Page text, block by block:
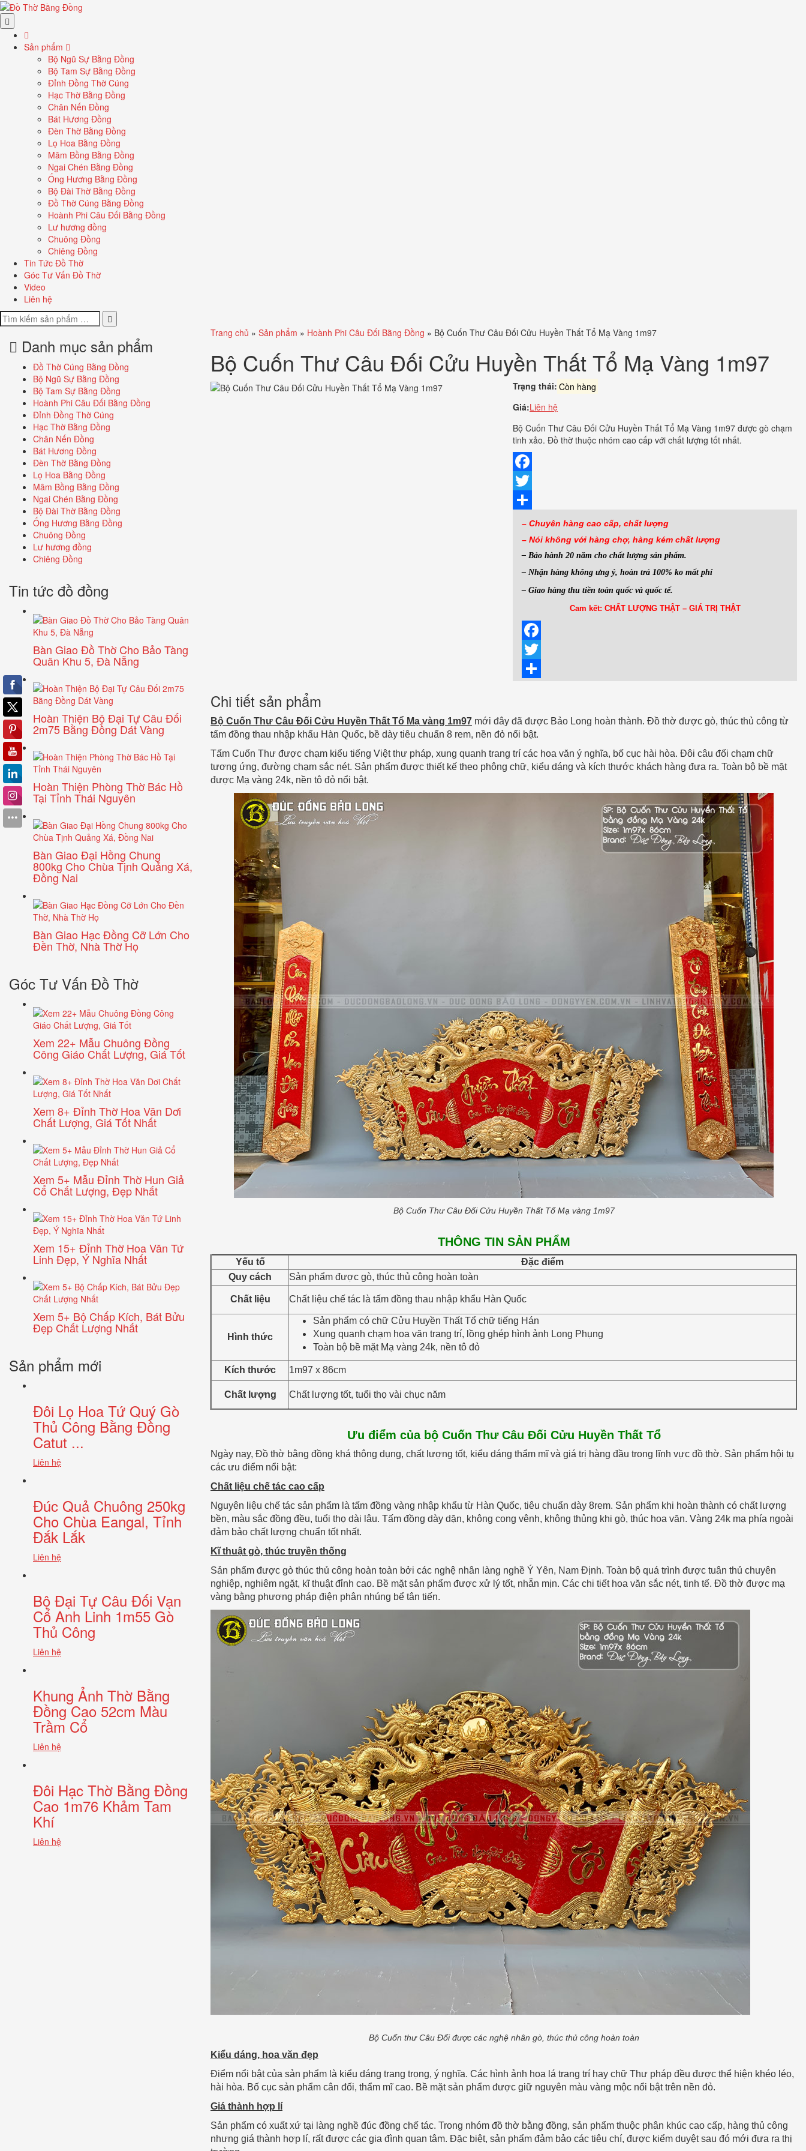
Sản phẩm
Bộ Ngũ Sự Bằng Đồng
Bộ Tam Sự Bằng Đồng
Đỉnh Đồng Thờ Cúng
Hạc Thờ Bằng Đồng
Chân Nến Đồng
Bát Hương Đồng
Đèn Thờ Bằng Đồng
Lọ Hoa Bằng Đồng
Mâm Bồng Bằng Đồng
Ngai Chén Bằng Đồng
Ống Hương Bằng Đồng
Bộ Đài Thờ Bằng Đồng
Đồ Thờ Cúng Bằng Đồng
Hoành Phi Câu Đối Bằng Đồng
Lư hương đồng
Chuông Đồng
Chiêng Đồng
Tin Tức Đồ Thờ
Góc Tư Vấn Đồ Thờ
Video
Liên hệ
Trang chủ » Sản phẩm » Hoành Phi Câu Đối Bằng Đồng » Bộ Cuốn Thư Câu Đối Cửu Huyền Thất Tổ Mạ Vàng 1m97
Bộ Cuốn Thư Câu Đối Cửu Huyền Thất Tổ Mạ Vàng 1m97
Trạng thái: Còn hàng
Giá:Liên hệ
Bộ Cuốn Thư Câu Đối Cửu Huyền Thất Tổ Mạ Vàng 1m97 được gò chạm
tinh xảo. Đồ thờ thuộc nhóm cao cấp với chất lượng tốt nhất.
Facebook
Twitter
Share
– Chuyên hàng cao cấp, chất lượng
– Nói không với hàng chợ, hàng kém chất lượng
– Bảo hành 20 năm cho chất lượng sản phẩm.
– Nhận hàng không ưng ý, hoàn trả 100% ko mất phí
– Giao hàng thu tiền toàn quốc và quốc tế.
Cam kết: CHẤT LƯỢNG THẬT – GIÁ TRỊ THẬT
Facebook
Twitter
Chi tiết sản phẩm
Bộ Cuốn Thư Câu Đối Cửu Huyền Thất Tổ Mạ vàng 1m97 mới đây đã được Bảo Long hoàn thành. Đồ thờ được gò, thúc thủ công từ
tấm đồng thau nhập khẩu Hàn Quốc, bề dày tiêu chuẩn 8 rem, nền đỏ nổi bật.
Tấm Cuốn Thư được chạm kiểu tiếng Việt thư pháp, xung quanh trang trí các hoa văn ý nghĩa, bố cục hài hòa. Đôi câu đối chạm chữ
tương ứng, đường chạm sắc nét. Sản phẩm được thiết kế theo phông chữ, kiểu dáng và kích thước khách hàng đưa ra. Toàn bộ bề mặt
được Mạ vàng 24k, nền tô đỏ nổi bật.
Bộ Cuốn Thư Câu Đối Cửu Huyền Thất Tổ Mạ vàng 1m97
THÔNG TIN SẢN PHẨM
Yếu tố
Đặc điểm
Quy cách
Sản phẩm được gò, thúc thủ công hoàn toàn
Chất liệu Chất liệu chế tác là tấm đồng thau nhập khẩu Hàn Quốc
Hình thức
Sản phẩm có chữ Cửu Huyền Thất Tổ chữ tiếng Hán
Xung quanh chạm hoa văn trang trí, lồng ghép hình ảnh Long Phụng
Toàn bộ bề mặt Mạ vàng 24k, nền tô đỏ
Kích thước 1m97 x 86cm
Chất lượng Chất lượng tốt, tuổi thọ vài chục năm
Ưu điểm của bộ Cuốn Thư Câu Đối Cửu Huyền Thất Tổ
Ngày nay, Đồ thờ bằng đồng khá thông dụng, chất lượng tốt, kiểu dáng thẩm mĩ và giá trị hàng đầu trong lĩnh vực đồ thờ. Sản phẩm hội tụ
các ưu điểm nổi bật:
Chất liệu chế tác cao cấp
Nguyên liệu chế tác sản phẩm là tấm đồng vàng nhập khẩu từ Hàn Quốc, tiêu chuẩn dày 8rem. Sản phẩm khi hoàn thành có chất lượng
bền, màu sắc đồng đều, tuổi thọ dài lâu. Tấm đồng dày dặn, không cong vênh, không thủng khi gò, thúc hoa văn. Vàng 24k mạ phía ngoài
đảm bảo chất lượng chuẩn tốt nhất.
Kĩ thuật gò, thúc truyền thống
Sản phẩm được gò thúc thủ công hoàn toàn bởi các nghệ nhân làng nghề Ý Yên, Nam Định. Toàn bộ quá trình được tuân thủ chuyên
nghiệp, nghiêm ngặt, kĩ thuật đỉnh cao. Bề mặt sản phẩm được xử lý tốt, nhẵn mịn. Các chi tiết hoa văn sắc nét, tinh tế. Đồ thờ được mạ
vàng bằng phương pháp điện phân nhúng bể tân tiến.
Bộ Cuốn thư Câu Đối được các nghệ nhân gò, thúc thủ công hoàn toàn
Kiểu dáng, hoa văn đẹp
Điểm nổi bật của sản phẩm là kiểu dáng trang trọng, ý nghĩa. Các hình ảnh hoa lá trang trí hay chữ Thư pháp đều được thể hiện khéo léo,
hài hòa. Bố cục sản phẩm cân đối, thẩm mĩ cao. Bề mặt sản phẩm được giữ nguyên màu vàng mộc nổi bật trên nền đỏ.
Giá thành hợp lí
Sản phẩm có xuất xứ tại làng nghề đúc đồng chế tác. Trong nhóm đồ thờ bằng đồng, sản phẩm thuộc phân khúc cao cấp, hàng thủ công
nhưng giá thành hợp lí, rất được các gia đình quan tâm. Đặc biệt, sản phẩm đảm bảo các tiêu chí, được kiểm duyệt sau đó mới đưa ra thị
Danh mục sản phẩm
Đồ Thờ Cúng Bằng Đồng
Bộ Ngũ Sự Bằng Đồng
Bộ Tam Sự Bằng Đồng
Hoành Phi Câu Đối Bằng Đồng
Đỉnh Đồng Thờ Cúng
Hạc Thờ Bằng Đồng
Chân Nến Đồng
Bát Hương Đồng
Đèn Thờ Bằng Đồng
Lọ Hoa Bằng Đồng
Mâm Bồng Bằng Đồng
Ngai Chén Bằng Đồng
Bộ Đài Thờ Bằng Đồng
Ống Hương Bằng Đồng
Chuông Đồng
Lư hương đồng
Chiêng Đồng
Tin tức đồ đồng
Bàn Giao Đồ Thờ Cho Bảo Tàng
Quân Khu 5, Đà Nẵng
Hoàn Thiện Bộ Đại Tự Câu Đối
2m75 Bằng Đồng Dát Vàng
Hoàn Thiện Phòng Thờ Bác Hồ
Tại Tỉnh Thái Nguyên
Bàn Giao Đại Hồng Chung
800kg Cho Chùa Tịnh Quảng Xá,
Đồng Nai
Bàn Giao Hạc Đồng Cỡ Lớn Cho
Đền Thờ, Nhà Thờ Họ
Góc Tư Vấn Đồ Thờ
Xem 22+ Mẫu Chuông Đồng
Công Giáo Chất Lượng, Giá Tốt
Xem 8+ Đỉnh Thờ Hoa Văn Dơi
Chất Lượng, Giá Tốt Nhất
Xem 5+ Mẫu Đỉnh Thờ Hun Giả
Cổ Chất Lượng, Đẹp Nhất
Xem 15+ Đỉnh Thờ Hoa Văn Tứ
Linh Đẹp, Ý Nghĩa Nhất
Xem 5+ Bộ Chấp Kích, Bát Bửu
Đẹp Chất Lượng Nhất
Sản phẩm mới
Đôi Lọ Hoa Tứ Quý Gò
Thủ Công Bằng Đồng
Catut ...
Liên hệ
Đúc Quả Chuông 250kg
Cho Chùa Eangal, Tỉnh
Đắk Lắk
Liên hệ
Bộ Đại Tự Câu Đối Vạn
Cổ Anh Linh 1m55 Gò
Thủ Công
Liên hệ
Khung Ảnh Thờ Bằng
Đồng Cao 52cm Màu
Trầm Cổ
Liên hệ
Đôi Hạc Thờ Bằng Đồng
Cao 1m76 Khảm Tam
Khí
Liên hệ